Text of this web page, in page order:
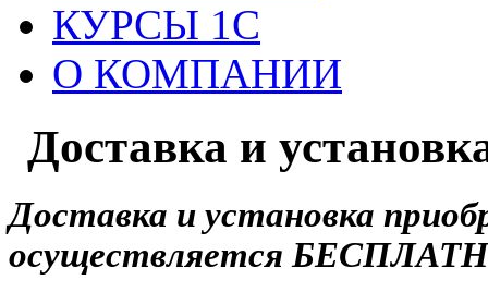
КУРСЫ 1С
О КОМПАНИИ
Доставка и
Доставка и установка
осуществляется